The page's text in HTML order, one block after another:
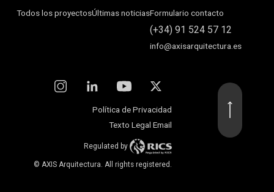
Todos los proyectosÚltimas noticiasFormulario contacto
(+34) 91 524 57 12
info@axisarquitectura.es
Política de Privacidad
Texto Legal Email
Regulated by
© AXIS Arquitectura. All rights registered.